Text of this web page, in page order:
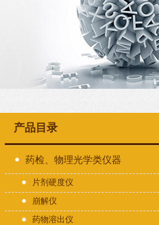
产品目录
药检、物理光学类仪器
片剂硬度仪
崩解仪
药物溶出仪